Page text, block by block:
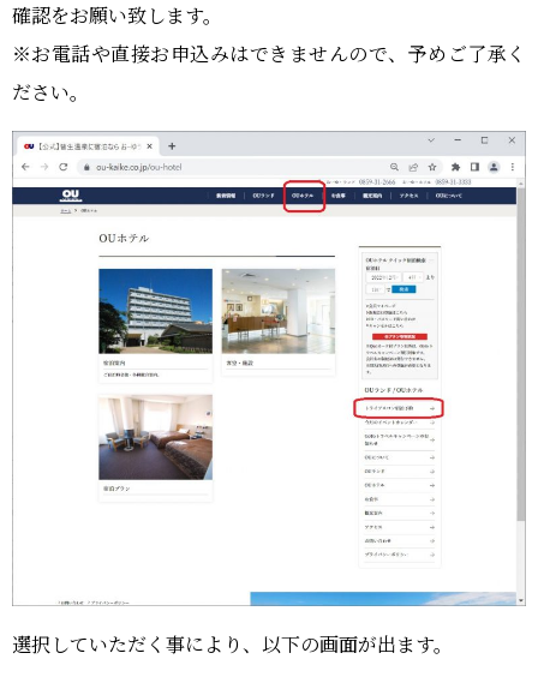
確認をお願い致します。
※お電話や直接お申込みはできませんので、予めご了承く
ださい。
選択していただく事により、以下の画面が出ます。